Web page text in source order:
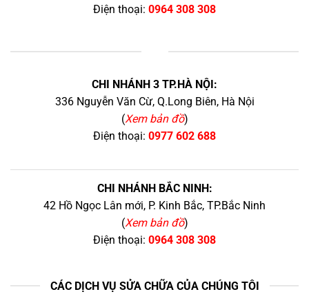
Điện thoại: 0964 308 308
CHI NHÁNH 3 TP.HÀ NỘI:
336 Nguyễn Văn Cừ, Q.Long Biên, Hà Nội
(Xem bản đồ)
Điện thoại: 0977 602 688
CHI NHÁNH BẮC NINH:
42 Hồ Ngọc Lân mới, P. Kinh Bắc, TP.Bắc Ninh
(Xem bản đồ)
Điện thoại: 0964 308 308
CÁC DỊCH VỤ SỬA CHỮA CỦA CHÚNG TÔI